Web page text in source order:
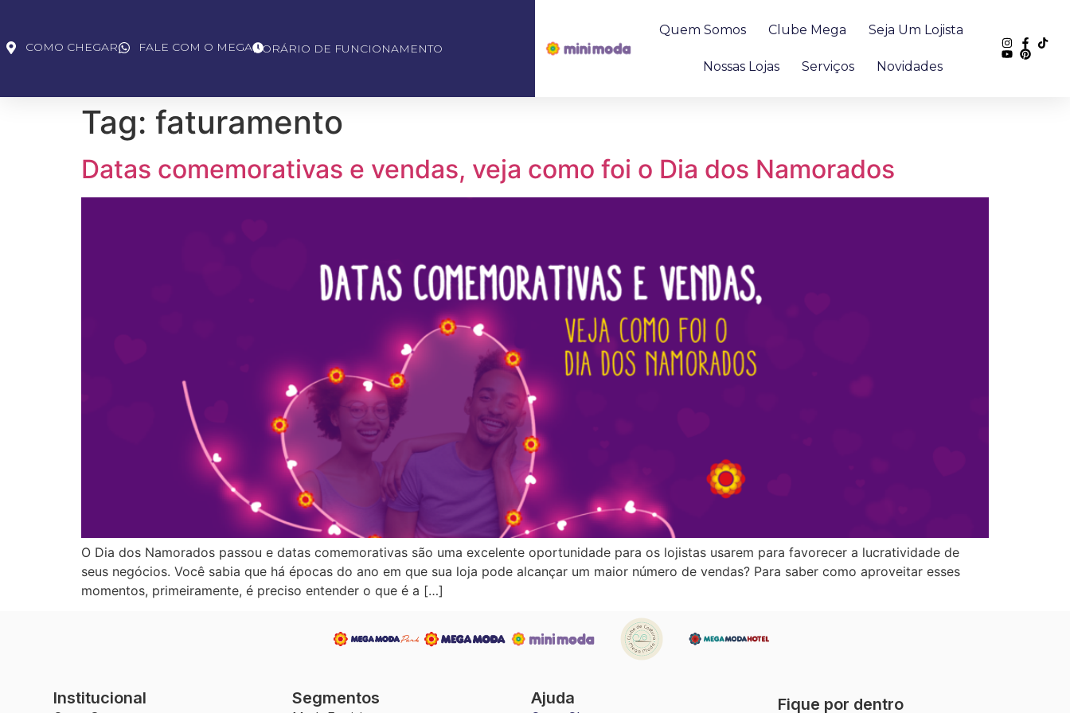
COMO CHEGAR FALE COM O MEGAHORÁRIO DE FUNCIONAMENTO
Quem Somos Clube Mega Seja Um Lojista
Nossas Lojas Serviços Novidades
Tag: faturamento
Datas comemorativas e vendas, veja como foi o Dia dos Namorados
O Dia dos Namorados passou e datas comemorativas são uma excelente oportunidade para os lojistas usarem para favorecer a lucratividade de
seus negócios. Você sabia que há épocas do ano em que sua loja pode alcançar um maior número de vendas? Para saber como aproveitar esses
momentos, primeiramente, é preciso entender o que é a […]
Institucional Segmentos Ajuda Fique por dentro